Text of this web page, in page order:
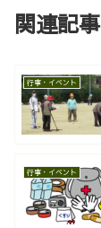
関連記事
行事・イベント
行事・イベント